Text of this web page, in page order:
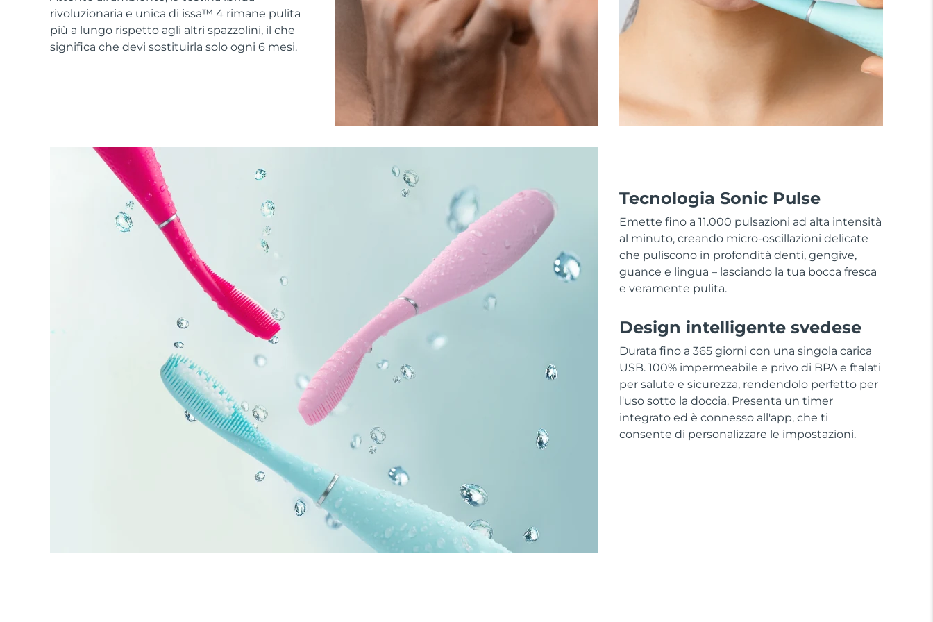
rivoluzionaria e unica di issa™ 4 rimane pulita
più a lungo rispetto agli altri spazzolini, il che
significa che devi sostituirla solo ogni 6 mesi.
Tecnologia Sonic Pulse
Emette fino a 11.000 pulsazioni ad alta intensità
al minuto, creando micro-oscillazioni delicate
che puliscono in profondità denti, gengive,
guance e lingua – lasciando la tua bocca fresca
e veramente pulita.
Design intelligente svedese
Durata fino a 365 giorni con una singola carica
USB. 100% impermeabile e privo di BPA e ftalati
per salute e sicurezza, rendendolo perfetto per
l'uso sotto la doccia. Presenta un timer
integrato ed è connesso all'app, che ti
consente di personalizzare le impostazioni.
All acne treatment devices
All revitalizing eye massagers
Skincare KIWI™
Advanced pore care essentials
Serum
For healthy hair
issa™ Teeth Whitening Gel
18% PAP
Cosmetici
Uomini